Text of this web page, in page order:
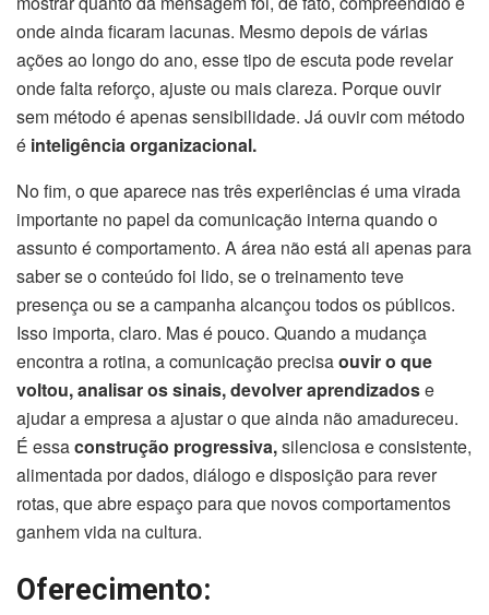
onde ainda ficaram lacunas. Mesmo depois de várias
ações ao longo do ano, esse tipo de escuta pode revelar
onde falta reforço, ajuste ou mais clareza. Porque ouvir
sem método é apenas sensibilidade. Já ouvir com método
é inteligência organizacional.
No fim, o que aparece nas três experiências é uma virada
importante no papel da comunicação interna quando o
assunto é comportamento. A área não está ali apenas para
saber se o conteúdo foi lido, se o treinamento teve
presença ou se a campanha alcançou todos os públicos.
Isso importa, claro. Mas é pouco. Quando a mudança
encontra a rotina, a comunicação precisaouvir o que
voltou, analisar os sinais, devolver aprendizadose
ajudar a empresa a ajustar o que ainda não amadureceu.
É essaconstrução progressiva,silenciosa e consistente,
alimentada por dados, diálogo e disposição para rever
rotas, que abre espaço para que novos comportamentos
ganhem vida na cultura.
Oferecimento: